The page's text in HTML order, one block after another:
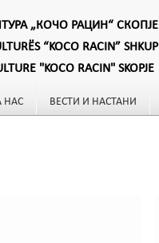
„КОЧО РАЦИН“ СКОПЈЕ
“KOCO RACIN” SHKUP
"KOCO RACIN" SKOPJE
НАС ВЕСТИ И НАСТАНИ